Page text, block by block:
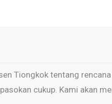
Tiongkok tentang
cukup. Kami akan